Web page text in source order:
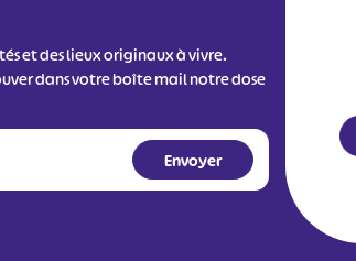
et des lieux originaux à vivre.
dans votre boîte mail notre dose